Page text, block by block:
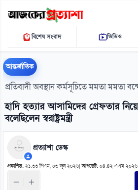
শুক্রবার, ০৭ আগস্ট ২০২৬
০৪:৩০:৪৬ পি.এম.THE DAILY AJKER
বিশেষ সংবাদ ভিডিও
আন্তর্জাতিক
প্রতিবাদী অবস্থান কর্মসূচিতে মমতা মমতা
হাদি হত্যার আসামিদের গ্রেফতার
বলেছিলেন স্বরাষ্ট্রমন্ত্রী
প্রত্যাশা ডেস্ক
প্রকাশিত: ২১:৩৩ পিএম, ০৩ জুন ২০২৬ |আপডেট: ০৪:৪২ এএম ২০২৬